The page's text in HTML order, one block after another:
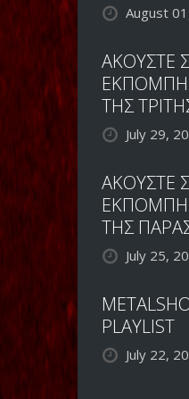
August
ΑΚΟΥΣΤΕ
ΕΚΠΟΜΠΗ
ΤΗΣ
July 29,
ΑΚΟΥΣΤΕ
ΕΚΠΟΜΠΗ
ΤΗΣ
July 25,
PLAYLIST
July 22,